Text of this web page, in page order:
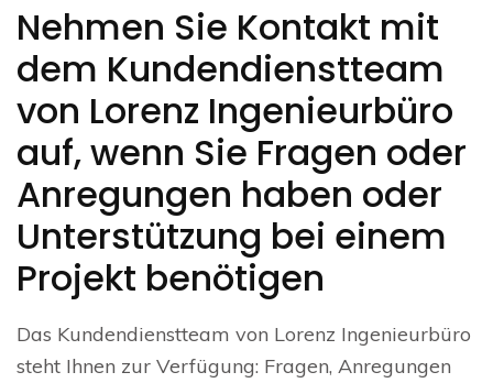
Nehmen Sie Kontakt mit
dem Kundendienstteam
von Lorenz Ingenieurbüro
auf, wenn Sie Fragen oder
Anregungen haben oder
Unterstützung bei einem
Projekt benötigen
Das Kundendienstteam von Lorenz Ingenieurbüro
steht Ihnen zur Verfügung: Fragen, Anregungen